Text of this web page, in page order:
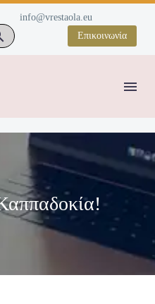
info@vrestaola.eu
Επικοινωνία